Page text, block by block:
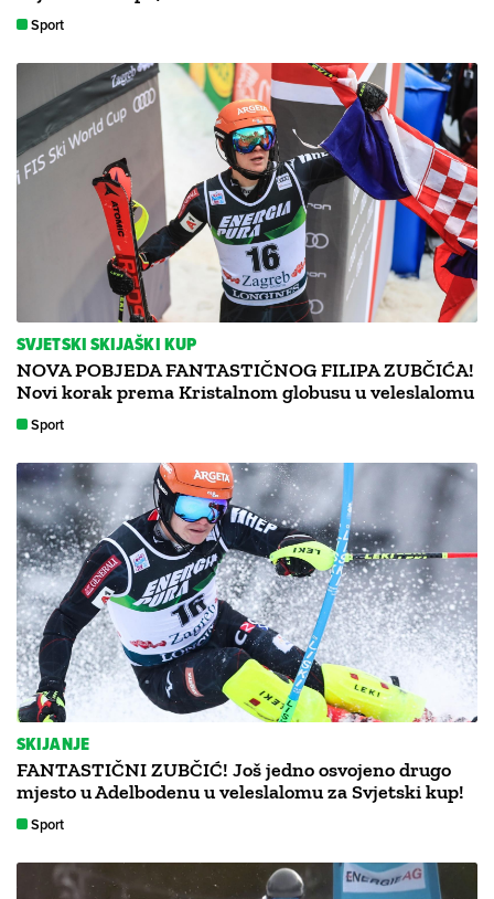
Sport
SVJETSKI SKIJAŠKI KUP
NOVA POBJEDA FANTASTIČNOG FILIPA ZUBČIĆA!
Novi korak prema Kristalnom globusu u veleslalomu
Sport
SKIJANJE
FANTASTIČNI ZUBČIĆ! Još jedno osvojeno drugo
mjesto u Adelbodenu u veleslalomu za Svjetski kup!
Sport